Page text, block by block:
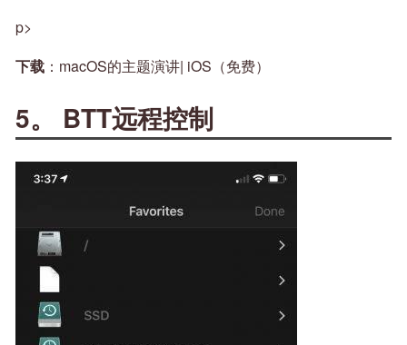
p>
下载 ：macOS的主题演讲| iOS（免费）
5。 BTT远程控制